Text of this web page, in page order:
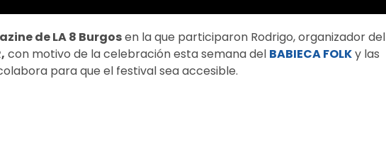
de LA 8 Burgosen la que participaron Rodrigo, organizador del
con motivo de la celebración esta semana del BABIECA FOLKy las
para que el festival sea accesible.